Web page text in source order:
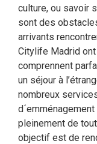
culture, ou savoir
sont des
arrivants
Citylife Madrid ont
comprennent
un séjour à
nombreux
pleinement de
objectif est de